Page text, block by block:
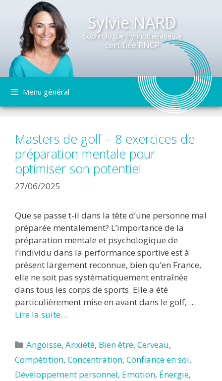
Sylvie NARD
Sophrologue Hypnothérapeute
certifiée RNCP
contenu
Menu général
Masters de golf – 8 exercices de
préparation mentale pour
optimiser son potentiel
27/06/2025
Que se passe t-il dans la tête d’une personne mal
préparée mentalement? L’importance de la
préparation mentale et psychologique de
l’individu dans la performance sportive est à
présent largement reconnue, bien qu’en France,
elle ne soit pas systématiquement entraînée
dans tous les corps de sports. Elle a été
particulièrement mise en avant dans le golf, …
Lire la suite…
Catégories
Angoisse,Anxiété, Bien être,Cerveau,
Compétition, Concentration, Confiance en soi,
Développement personnel, Emotion, Énergie,